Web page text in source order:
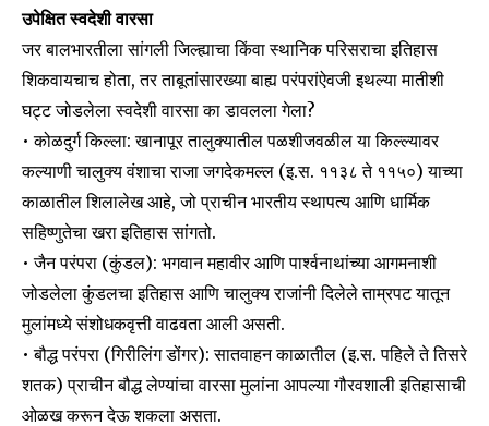
Join our community of
SUBSCRIBERS and be part of the
conversation.
To subscribe, simply enter your email address on our website
or click the subscribe button below. Don't worry, we respect
your privacy and won't spam your inbox. Your information is
safe with us.
उपेक्षित स्वदेशी वारसा
जर बालभारतीला सांगली जिल्ह्याचा किंवा स्थानिक परिसराचा इतिहास
शिकवायचाच होता, तर ताबूतांसारख्या बाह्य परंपरांऐवजी इथल्या मातीशी
घट्ट जोडलेला स्वदेशी वारसा का डावलला गेला?
• कोळदुर्ग किल्ला: खानापूर तालुक्यातील पळशीजवळील या किल्ल्यावर
कल्याणी चालुक्य वंशाचा राजा जगदेकमल्ल (इ.स. ११३८ ते ११५०) याच्या
काळातील शिलालेख आहे, जो प्राचीन भारतीय स्थापत्य आणि धार्मिक
सहिष्णुतेचा खरा इतिहास सांगतो.
• जैन परंपरा (कुंडल): भगवान महावीर आणि पार्श्वनाथांच्या आगमनाशी
जोडलेला कुंडलचा इतिहास आणि चालुक्य राजांनी दिलेले ताम्रपट यातून
मुलांमध्ये संशोधकवृत्ती वाढवता आली असती.
• बौद्ध परंपरा (गिरीलिंग डोंगर): सातवाहन काळातील (इ.स. पहिले ते तिसरे
शतक) प्राचीन बौद्ध लेण्यांचा वारसा मुलांना आपल्या गौरवशाली इतिहासाची
ओळख करून देऊ शकला असता.